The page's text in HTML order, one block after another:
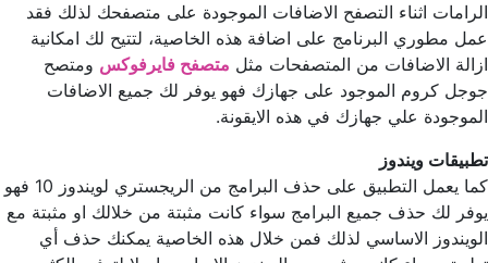
الرامات اثناء التصفح الاضافات الموجودة على متصفحك لذلك فقد
عمل مطوري البرنامج على اضافة هذه الخاصية، لتتيح لك امكانية
ازالة الاضافات من المتصفحات مثل متصفح فايرفوكس ومتصح
جوجل كروم الموجود على جهازك فهو يوفر لك جميع الاضافات
الموجودة علي جهازك في هذه الايقونة.
تطبيقات ويندوز
كما يعمل التطبيق على حذف البرامج من الريجستري لويندوز 10 فهو
يوفر لك حذف جميع البرامج سواء كانت مثبتة من خلالك او مثبتة مع
الويندوز الاساسي لذلك فمن خلال هذه الخاصية يمكنك حذف أي